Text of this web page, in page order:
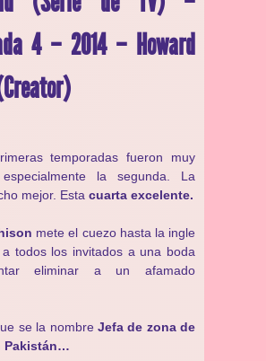
4 – 2014 – Howard
temporadas fueron muy
especialmente la segunda. La
mejor. Esta cuarta excelente.
mete el cuezo hasta la ingle
todos los invitados a una boda
eliminar a un afamado
se la nombre Jefa de zona de
Pakistán…